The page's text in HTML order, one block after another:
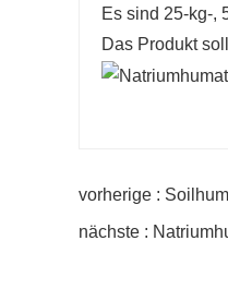
Es sind 25-kg-,
Das Produkt
vorherige :
nächste :